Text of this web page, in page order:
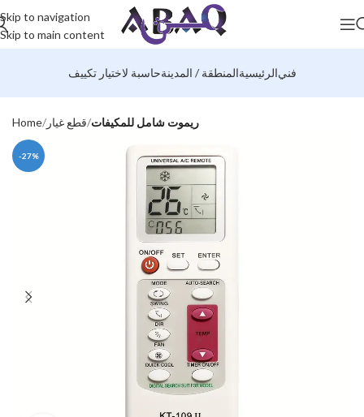
Skip to navigation
Skip to main content
حاسبة لاختيار تكييفالمنطقة / المدينةالرئيسيةفني
Home قطع غيار ريموت شامل للمكيفات
-27%